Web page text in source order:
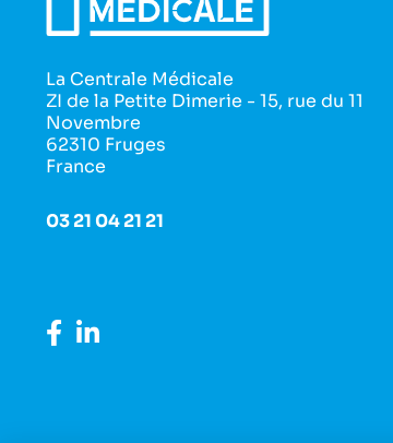
La Centrale Médicale
ZI de la Petite Dimerie - 15, rue du 11
Novembre
62310 Fruges
France
03 21 04 21 21